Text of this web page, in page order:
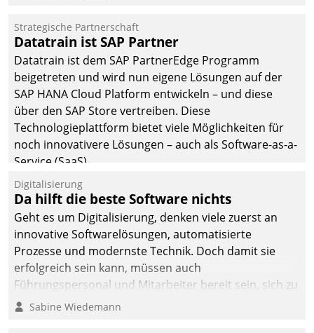
kommunale Wohnungsbauunternehmen daher
gemeinsam mit der Berliner Datatrain GmbH den
Teilprozess der Objektsanierung digitalisiert.
Strategische Partnerschaft
Datatrain ist SAP Partner
Datatrain ist dem SAP PartnerEdge Programm
beigetreten und wird nun eigene Lösungen auf der
SAP HANA Cloud Platform entwickeln – und diese
über den SAP Store vertreiben. Diese
Technologieplattform bietet viele Möglichkeiten für
noch innovativere Lösungen – auch als Software-as-a-
Service (SaaS).
Digitalisierung
Da hilft die beste Software nichts
Geht es um Digitalisierung, denken viele zuerst an
innovative Softwarelösungen, automatisierte
Prozesse und modernste Technik. Doch damit sie
erfolgreich sein kann, müssen auch
Führungspersonal und Mitarbeiter bereit sein, sich zu
verändern und anzupassen, sonst werden sie an ihr
Sabine Wiedemann